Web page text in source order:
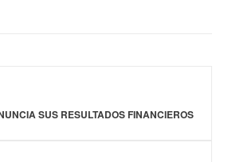
SUS RESULTADOS FINANCIEROS